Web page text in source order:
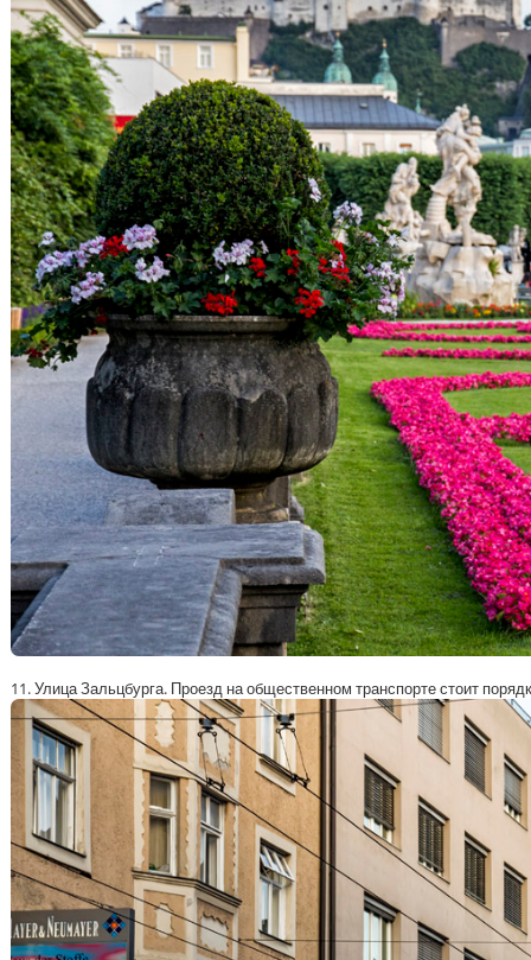
11. Улица Зальцбурга. Проезд на общественном транспорте стоит